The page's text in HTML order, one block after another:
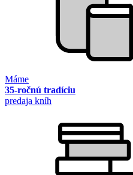
Máme
35-ročnú tradíciu
predaja kníh